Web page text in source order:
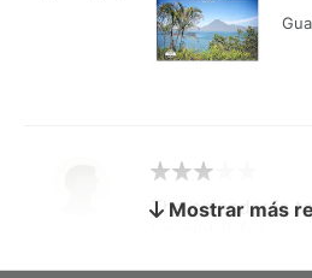
by charles
The calendar is
Mostrar más